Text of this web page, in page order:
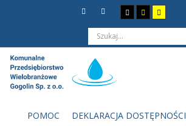
POMOC DEKLARACJA DOSTĘPNOŚCI